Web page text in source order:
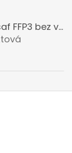
Polomaska Bisaf FFP3 bez ventilčeka , balenie 15 ks
je 5 z 5 hviezdičiek.